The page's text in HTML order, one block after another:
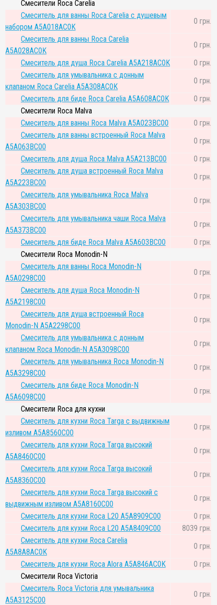
Смесители Roca Carelia
Смеситель для ванны Roca Carelia с душевым
набором A5A018AC0K
0 грн.
Смеситель для ванны Roca Carelia
A5A028AC0K
0 грн.
Смеситель для душа Roca Carelia A5A218AC0K
0 грн.
Смеситель для умывальника с донным
клапаном Roca Carelia A5A308AC0K
0 грн.
Смеситель для биде Roca Carelia A5A608AC0K
0 грн.
Смесители Roca Malva
Смеситель для ванны Roca Malva A5A023BC00
0 грн.
Смеситель для ванны встроенный Roca Malva
A5A063BC00
0 грн.
Смеситель для душа Roca Malva A5A213BC00
0 грн.
Смеситель для душа встроенный Roca Malva
A5A223BC00
0 грн.
Смеситель для умывальника Roca Malva
A5A303BC00
0 грн.
Смеситель для умывальника чаши Roca Malva
A5A373BC00
0 грн.
Смеситель для биде Roca Malva A5A603BC00
0 грн.
Смесители Roca Monodin-N
Смеситель для ванны Roca Monodin-N
A5A0298C00
0 грн.
Смеситель для душа Roca Monodin-N
A5A2198C00
0 грн.
Смеситель для душа встроенный Roca
Monodin-N A5A2298C00
0 грн.
Смеситель для умывальника с донным
клапаном Roca Monodin-N A5A3098C00
0 грн.
Смеситель для умывальника Roca Monodin-N
A5A3298C00
0 грн.
Смеситель для биде Roca Monodin-N
A5A6098C00
0 грн.
Смесители Roca для кухни
Смеситель для кухни Roca Targa с выдвижным
изливом A5A8560C00
0 грн.
Смеситель для кухни Roca Targa высокий
A5A8460C00
0 грн.
Смеситель для кухни Roca Targa высокий
A5A8360C00
0 грн.
Смеситель для кухни Roca Targa высокий с
выдвижным изливом A5A8160C00
0 грн.
Смеситель для кухни Roca L20 A5A8909C00
0 грн.
Смеситель для кухни Roca L20 A5A8409C00
8039 грн.
Смеситель для кухни Roca Carelia
A5A8A8AC0K
0 грн.
Смеситель для кухни Roca Alora A5A846AC0K
0 грн.
Смесители Roca Victoria
Смеситель Roca Victoria для умывальника
A5A3125C00
0 грн.